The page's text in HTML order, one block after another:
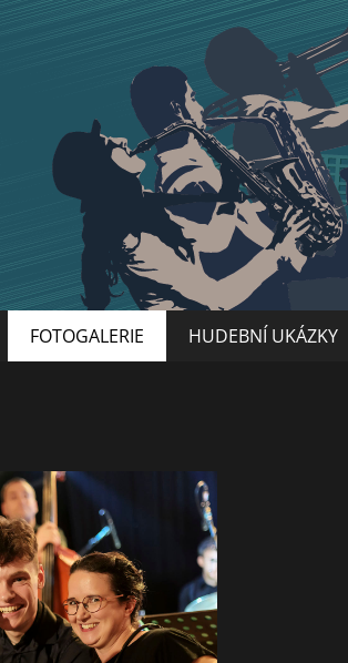
FOTOGALERIE HUDEBNÍ UKÁZKY